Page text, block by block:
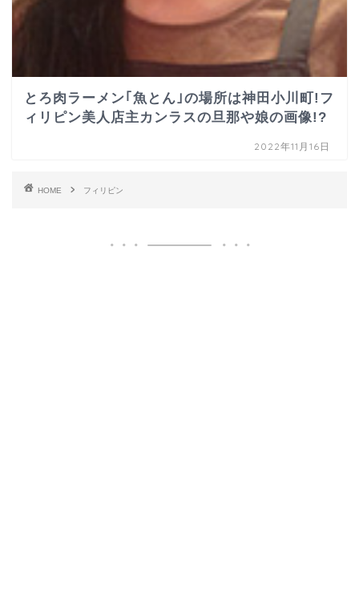
とろ肉ラーメン｢魚とん｣の場所は神田小川町!フ
ィリピン美人店主カンラスの旦那や娘の画像!?
2022年11月16日
HOME フィリピン